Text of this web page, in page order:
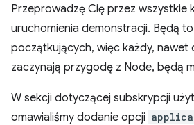
Przeprowadzę Cię przez wszystkie
uruchomienia demonstracji. Będą
początkujących, więc każdy,
zaczynają przygodę z Node, będą
W sekcji dotyczącej subskrypcji
omawialiśmy dodanie opcji